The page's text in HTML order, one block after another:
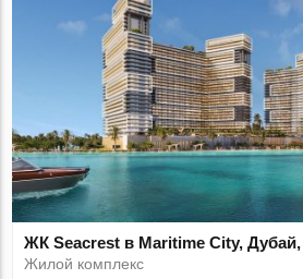
ЖК Seacrest в Maritime City,
Жилой комплекс